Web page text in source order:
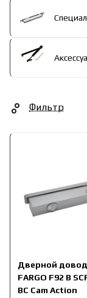
Фильтр
Дверной
FARGO F92 В
BC Cam Action